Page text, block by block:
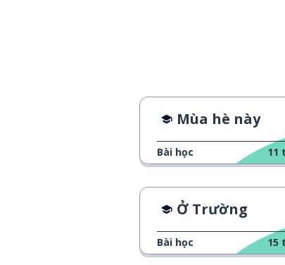
Mùa hè này
Bài học 11
Ở Trường
Bài học 15